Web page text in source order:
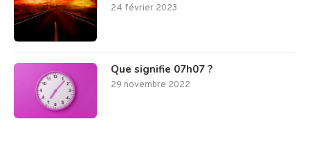
24 février 2023
Que signifie 07h07 ?
29 novembre 2022